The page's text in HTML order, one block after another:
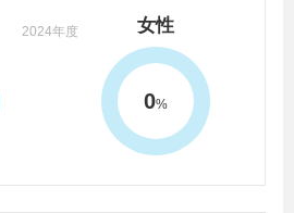
2024年度 女性
0%